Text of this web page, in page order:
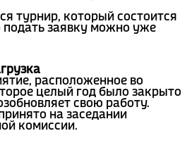
турнир, который состоится
подать заявку можно уже
расположенное во
целый год было закрыто
свою работу.
на заседании
комиссии.